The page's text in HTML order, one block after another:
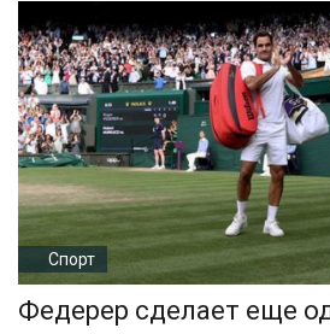
Спорт
Федерер сделает еще